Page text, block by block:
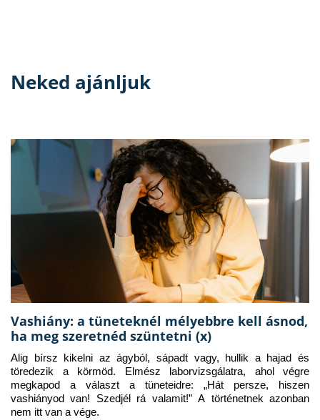
Neked ajánljuk
Vashiány: a tüneteknél mélyebbre kell ásnod,
ha meg szeretnéd szüntetni (x)
Alig bírsz kikelni az ágyból, sápadt vagy, hullik a hajad és
töredezik a körmöd. Elmész laborvizsgálatra, ahol végre
megkapod a választ a tüneteidre: „Hát persze, hiszen
vashiányod van! Szedjél rá valamit!” A történetnek azonban
nem itt van a vége.